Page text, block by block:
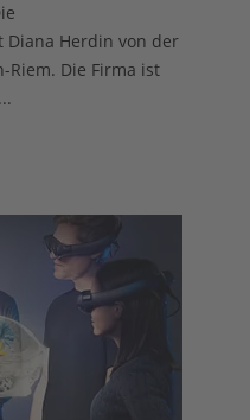
Diana Herdin von der
Riem. Die Firma ist